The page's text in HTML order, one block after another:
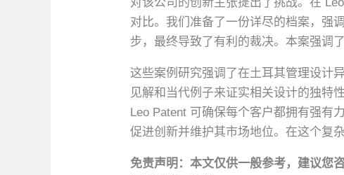
对比。我们准备了一份详尽的档案，强
步，最终导致了有利的裁决。本案强调
这些案例研究强调了在土耳其管理设计
见解和当代例子来证实相关设计的独特
Leo Patent 可确保每个客户都拥有强有
促进创新并维护其市场地位。在这个复
免责声明：本文仅供一般参考，建议您